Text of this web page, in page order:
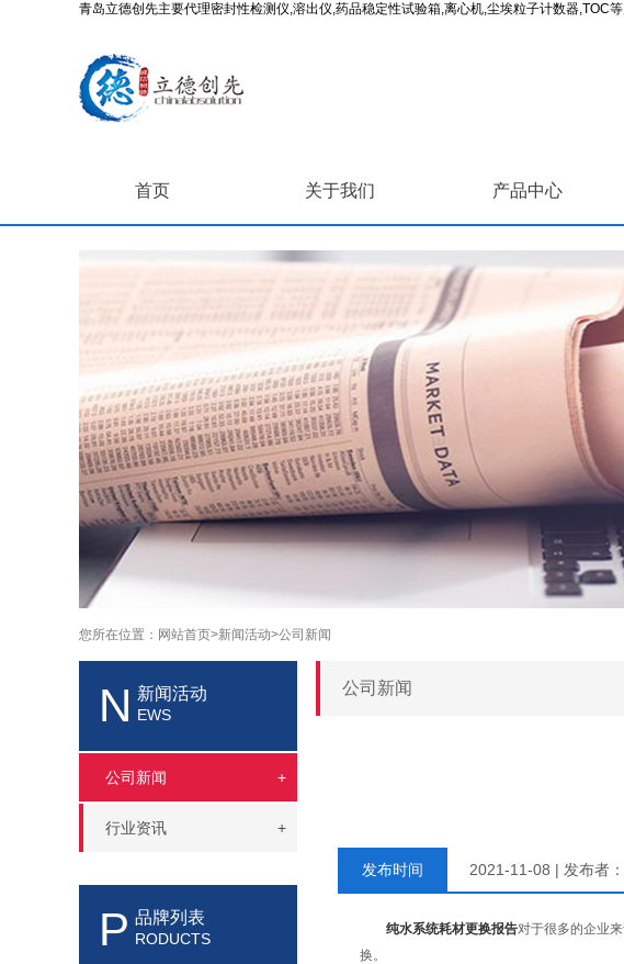
青岛立德创先主要代理密封性检测仪,溶出仪,药品稳定性试验箱,离心机,尘埃粒子计数器,TOC
首页 关于我们 产品中心
您所在位置： 网站首页>新闻活动>公司新闻
N 新闻活动
EWS
公司新闻 +
行业资讯 +
P 品牌列表
RODUCTS
公司新闻
发布时间 2021-11-08 | 发布者
纯水系统耗材更换报告对于很多的企业
换。